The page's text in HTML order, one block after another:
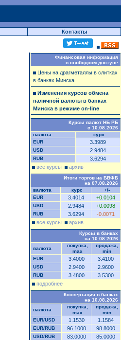
Контакты
Финансовая информация
в свободном доступе
Цены на драгметаллы в слитках
в банках Минска
Изменения курсов обмена
наличной валюты в банках
Минска в режиме on-line
Курсы валют НБ РБ
с 10.08.2026
валюта
курс
EUR
3.3989
USD 2.9484
RUB
3.6294
все курсы
архив
Итоги торгов на БВФБ
на 07.08.2026
валюта
курс
+/-
EUR
3.4014 +0.0104
USD 2.9484 +0.0098
RUB 3.6294
-0.0071
все курсы
архив
Курсы в банках
на 10.08.2026
валюта
покупка,
max
продажа,
min
EUR
3.4000 3.4100
USD 2.9400 2.9600
RUB 3.4800
3.5300
подробнее
Конвертация в банках
на 10.08.2026
валюта
покупка,
max
продажа,
min
EUR/USD
1.1530 1.1584
EUR/RUB 96.1000 98.8000
USD/RUB 83.0000
85.0000